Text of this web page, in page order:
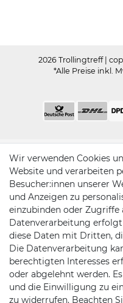
2026 Trollingtreff |
*Alle Preise inkl.
Wir verwenden Cookies
Website und verarbeiten
Besucher:innen unserer
und Anzeigen zu
einzubinden oder Zugriffe
Datenverarbeitung
diese Daten mit Dritten,
Die Datenverarbeitung
berechtigten Interesses
oder abgelehnt werden.
und die Einwilligung zu
zu widerrufen. Beachten